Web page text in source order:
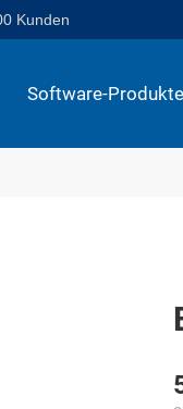
Kunden
Software-Produkte